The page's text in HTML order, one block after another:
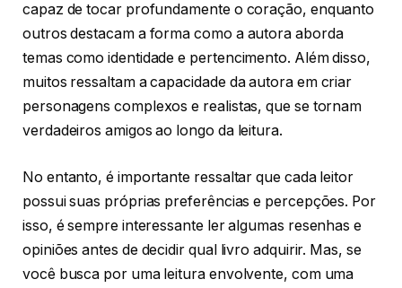
capaz de tocar profundamente o coração, enquanto
outros destacam a forma como a autora aborda
temas como identidade e pertencimento. Além disso,
muitos ressaltam a capacidade da autora em criar
personagens complexos e realistas, que se tornam
verdadeiros amigos ao longo da leitura.
No entanto, é importante ressaltar que cada leitor
possui suas próprias preferências e percepções. Por
isso, é sempre interessante ler algumas resenhas e
opiniões antes de decidir qual livro adquirir. Mas, se
você busca por uma leitura envolvente, com uma